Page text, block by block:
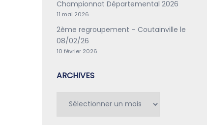
Championnat Départemental 2026
11 mai 2026
2ème regroupement – Coutainville le
08/02/26
10 février 2026
ARCHIVES